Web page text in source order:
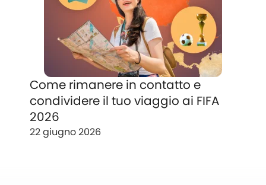
Come rimanere in contatto e
condividere il tuo viaggio ai FIFA
2026
22 giugno 2026